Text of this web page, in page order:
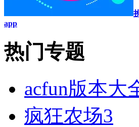
app
热门专题
acfun版本大
疯狂农场3